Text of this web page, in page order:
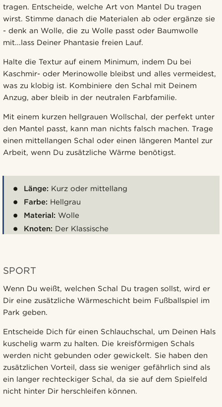
tragen. Entscheide, welche Art von Mantel Du tragen
wirst. Stimme danach die Materialen ab oder ergänze sie
- denk an Wolle, die zu Wolle passt oder Baumwolle
mit...lass Deiner Phantasie freien Lauf.
Halte die Textur auf einem Minimum, indem Du bei
Kaschmir- oder Merinowolle bleibst und alles vermeidest,
was zu klobig ist. Kombiniere den Schal mit Deinem
Anzug, aber bleib in der neutralen Farbfamilie.
Mit einem kurzen hellgrauen Wollschal, der perfekt unter
den Mantel passt, kann man nichts falsch machen. Trage
einen mittellangen Schal oder einen längeren Mantel zur
Arbeit, wenn Du zusätzliche Wärme benötigst.
Länge: Kurz oder mittellang
Farbe: Hellgrau
Material: Wolle
Knoten: Der Klassische
SPORT
Wenn Du weißt, welchen Schal Du tragen sollst, wird er
Dir eine zusätzliche Wärmeschicht beim Fußballspiel im
Park geben.
Entscheide Dich für einen Schlauchschal, um Deinen Hals
kuschelig warm zu halten. Die kreisförmigen Schals
werden nicht gebunden oder gewickelt. Sie haben den
zusätzlichen Vorteil, dass sie weniger gefährlich sind als
ein langer rechteckiger Schal, da sie auf dem Spielfeld
nicht hinter Dir herschleifen können.